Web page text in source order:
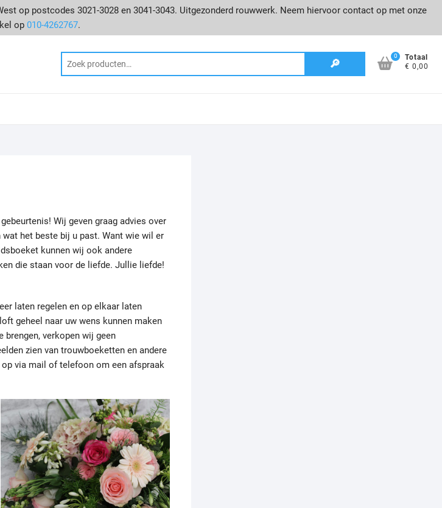
op postcodes 3021-3028 en 3041-3043. Uitgezonderd rouwwerk. Neem hiervoor contact op met onze
op 010-4262767.
Zoeken
0
Totaal
€ 0,00
Wij geven graag advies over
het beste bij u past. Want wie wil er
kunnen wij ook andere
die staan voor de liefde. Jullie liefde!
laten regelen en op elkaar laten
geheel naar uw wens kunnen maken
verkopen wij geen
zien van trouwboeketten en andere
via mail of telefoon om een afspraak